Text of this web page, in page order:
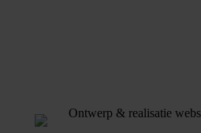
Ontwerp & realisatie